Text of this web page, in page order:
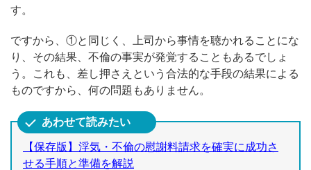
す。
ですから、①と同じく、上司から事情を聴かれることにな
り、その結果、不倫の事実が発覚することもあるでしょ
う。これも、差し押さえという合法的な手段の結果による
ものですから、何の問題もありません。
【保存版】浮気・不倫の慰謝料請求を確実に成功さ
せる手順と準備を解説